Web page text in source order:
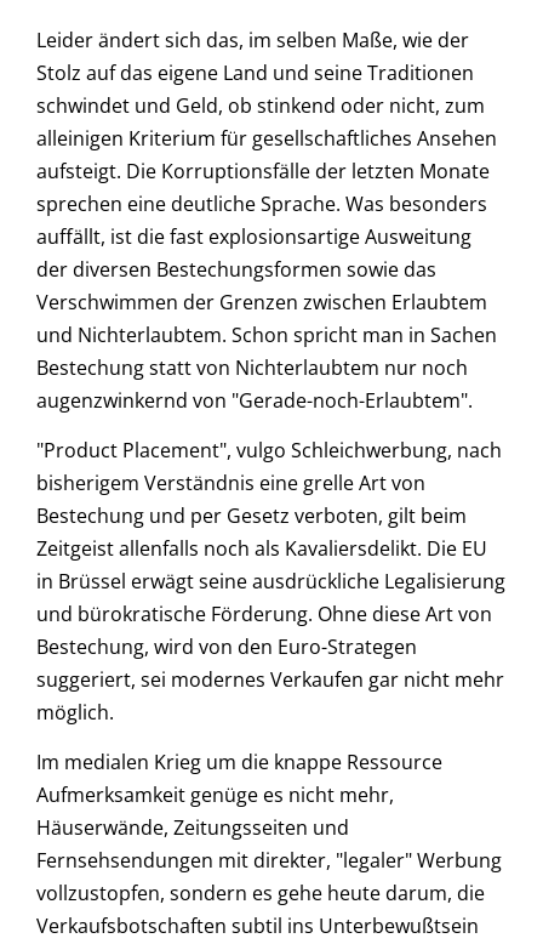
Leider ändert sich das, im selben Maße, wie der
Stolz auf das eigene Land und seine Traditionen
schwindet und Geld, ob stinkend oder nicht, zum
alleinigen Kriterium für gesellschaftliches Ansehen
aufsteigt. Die Korruptionsfälle der letzten Monate
sprechen eine deutliche Sprache. Was besonders
auffällt, ist die fast explosionsartige Ausweitung
der diversen Bestechungsformen sowie das
Verschwimmen der Grenzen zwischen Erlaubtem
und Nichterlaubtem. Schon spricht man in Sachen
Bestechung statt von Nichterlaubtem nur noch
augenzwinkernd von "Gerade-noch-Erlaubtem".
"Product Placement", vulgo Schleichwerbung, nach
bisherigem Verständnis eine grelle Art von
Bestechung und per Gesetz verboten, gilt beim
Zeitgeist allenfalls noch als Kavaliersdelikt. Die EU
in Brüssel erwägt seine ausdrückliche Legalisierung
und bürokratische Förderung. Ohne diese Art von
Bestechung, wird von den Euro-Strategen
suggeriert, sei modernes Verkaufen gar nicht mehr
möglich.
Im medialen Krieg um die knappe Ressource
Aufmerksamkeit genüge es nicht mehr,
Häuserwände, Zeitungsseiten und
Fernsehsendungen mit direkter, "legaler" Werbung
vollzustopfen, sondern es gehe heute darum, die
Verkaufsbotschaften subtil ins Unterbewußtsein